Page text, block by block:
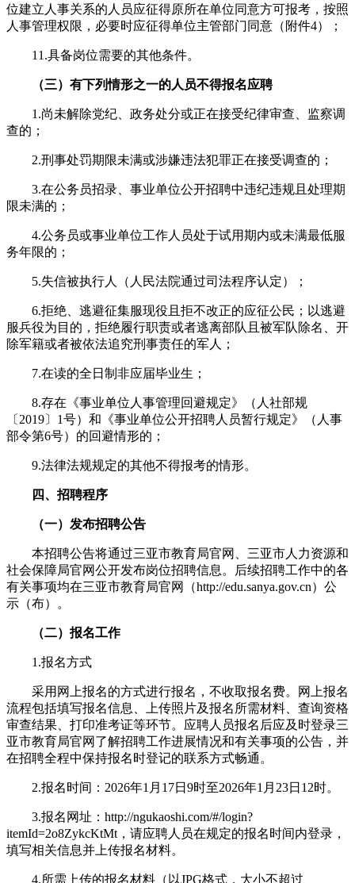
位建立人事关系的人员应征得原所在单位同意方可报考，按照
人事管理权限，必要时应征得单位主管部门同意（附件4）；
11.具备岗位需要的其他条件。
（三）有下列情形之一的人员不得报名应聘
1.尚未解除党纪、政务处分或正在接受纪律审查、监察调
查的；
2.刑事处罚期限未满或涉嫌违法犯罪正在接受调查的；
3.在公务员招录、事业单位公开招聘中违纪违规且处理期
限未满的；
4.公务员或事业单位工作人员处于试用期内或未满最低服
务年限的；
5.失信被执行人（人民法院通过司法程序认定）；
6.拒绝、逃避征集服现役且拒不改正的应征公民；以逃避
服兵役为目的，拒绝履行职责或者逃离部队且被军队除名、开
除军籍或者被依法追究刑事责任的军人；
7.在读的全日制非应届毕业生；
8.存在《事业单位人事管理回避规定》（人社部规
〔2019〕1号）和《事业单位公开招聘人员暂行规定》（人事
部令第6号）的回避情形的；
9.法律法规规定的其他不得报考的情形。
四、 招聘程序
（一）发布招聘公告
本招聘公告将通过三亚市教育局官网、三亚市人力资源和
社会保障局官网公开发布岗位招聘信息。后续招聘工作中的各
有关事项均在三亚市教育局官网（http://edu.sanya.gov.cn）公
示（布）。
（二）报名工作
1.报名方式
采用网上报名的方式进行报名，不收取报名费。网上报名
流程包括填写报名信息、上传照片及报名所需材料、查询资格
审查结果、打印准考证等环节。应聘人员报名后应及时登录三
亚市教育局官网了解招聘工作进展情况和有关事项的公告，并
在招聘全程中保持报名时登记的联系方式畅通。
2.报名时间：2026年1月17日9时至2026年1月23日12时。
3.报名网址：http://ngukaoshi.com/#/login?
itemId=2o8ZykcKtMt，请应聘人员在规定的报名时间内登录，
填写相关信息并上传报名材料。
4.所需上传的报名材料（以JPG格式，大小不超过